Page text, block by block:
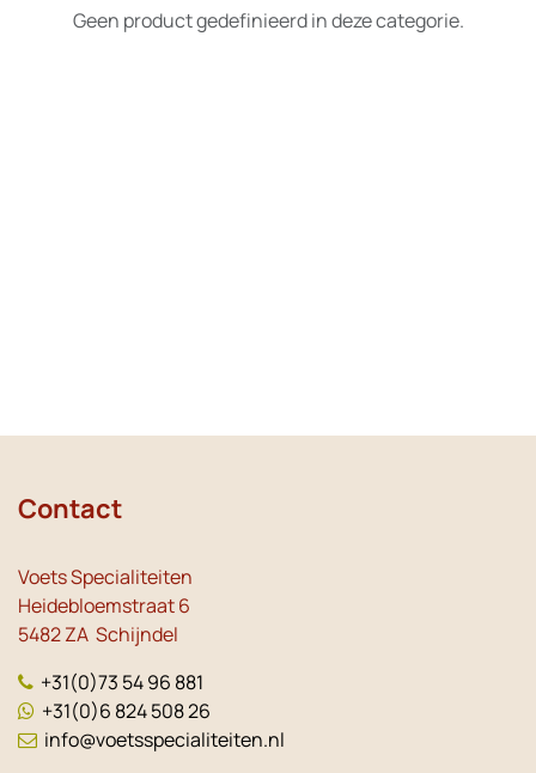
Geen product gedefinieerd in deze categorie.
Contact
Voets Specialiteiten
Heidebloemstraat 6
5482 ZA Schijndel
+31(0)73 54 96 881
+31(0)6 824 508 26
info@voetsspecialiteiten.nl